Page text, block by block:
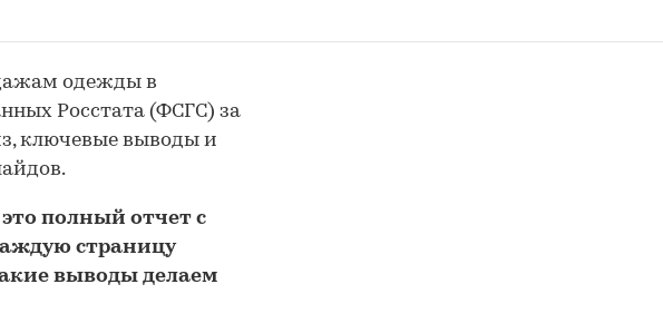
одежды в
Росстата (ФСГС) за
ключевые выводы и
это полный отчет с
страницу
выводы делаем